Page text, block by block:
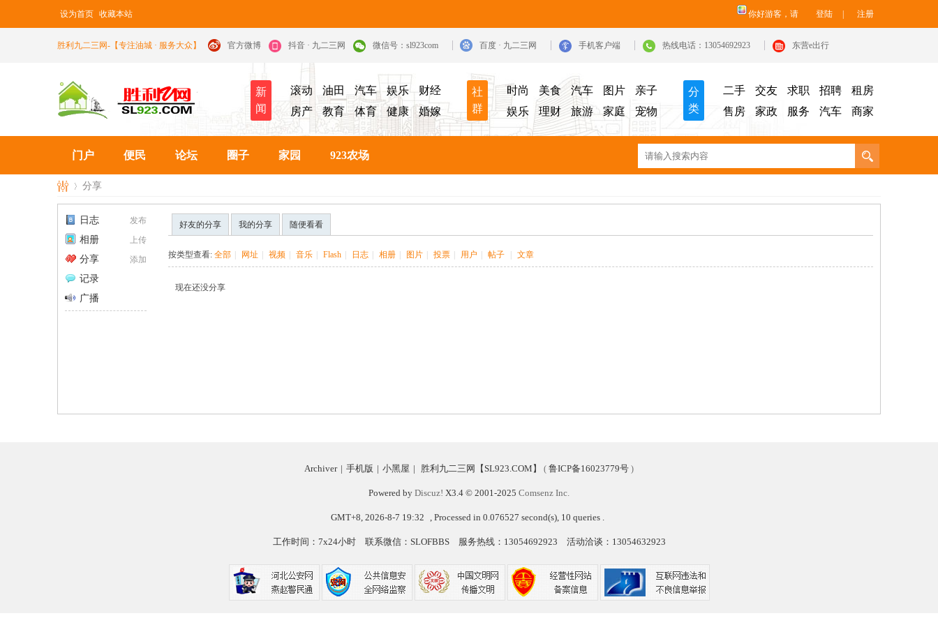
设为首页 收藏本站 你好游客，请 登陆 注册
胜利九二三网-【专注油城 · 服务大众】 官方微博 抖音 · 九二三网 微信号：sl923com 百度 · 九二三网 手机客户端 热线电话：13054692923 东营e出行
新
闻
滚动 油田 汽车 娱乐
财经
房产
教育 体育 健康 婚嫁
社
群
时尚 美食 汽车 图片
亲子
娱乐
理财 旅游 家庭 宠物
分
类
二手 交友 求职 招聘
租房
售房
家政 服务 汽车 商家
门户 便民 论坛 圈子 家园 923农场
九›
分享
发布
日志
上传
相册
添加
分享
记录
广播
好友的分享 我的分享 随便看看
按类型查看: 全部 网址 视频 音乐 Flash 日志 相册 图片 投票 用户 帖子 文章
现在还没分享
Archiver | 手机版 | 小黑屋 | 胜利九二三网【SL923.COM】 ( 鲁ICP备16023779号 )
Powered by Discuz! X3.4 © 2001-2025 Comsenz Inc.
GMT+8, 2026-8-7 19:32 , Processed in 0.076527 second(s), 10 queries .
工作时间：7x24小时 联系微信：SLOFBBS 服务热线：13054692923 活动洽谈：13054632923